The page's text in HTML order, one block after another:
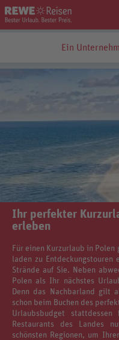
Ihr perfekter
erleben
Für einen Kurzurlaub in
laden zu
Strände auf Sie. Neben
Polen als Ihr nächstes
Denn das Nachbarland gilt
schon beim Buchen des
Urlaubsbudget
Restaurants des Landes
schönsten Regionen, um